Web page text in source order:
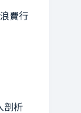
費行
剖析